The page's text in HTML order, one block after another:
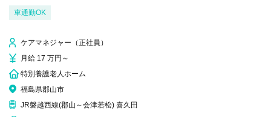
車通勤OK
ケアマネジャー（正社員）
月給 17 万円～
特別養護老人ホーム
福島県郡山市
JR磐越西線(郡山～会津若松) 喜久田